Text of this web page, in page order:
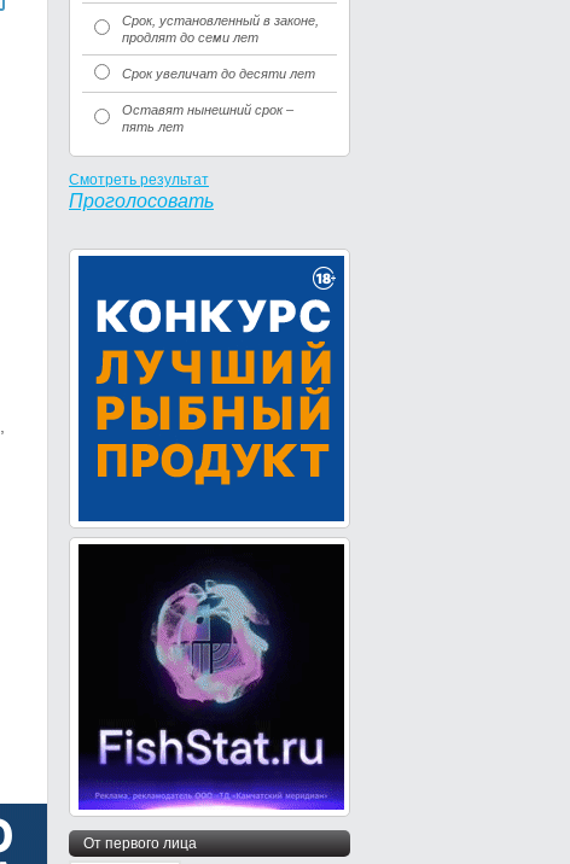
Срок, установленный в законе,
продлят до семи лет
Срок увеличат до десяти лет
Оставят нынешний срок –
пять лет
Смотреть результат
Проголосовать
От первого лица